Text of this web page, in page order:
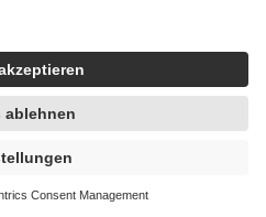
es sich um echte Bewertungen
articles/4419944605341
unter Zuhilfenahme künstlicher